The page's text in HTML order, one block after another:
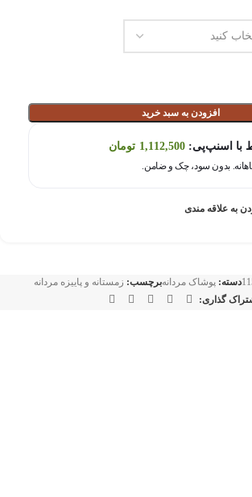
افزودن به سبد خرید
با اسنپ‌پی: 1,112,500 تومان
به علاقه مندی
دسته: پوشاک مردانهبرچسب: زمستانه و پاییزه مردانه
گذاری: